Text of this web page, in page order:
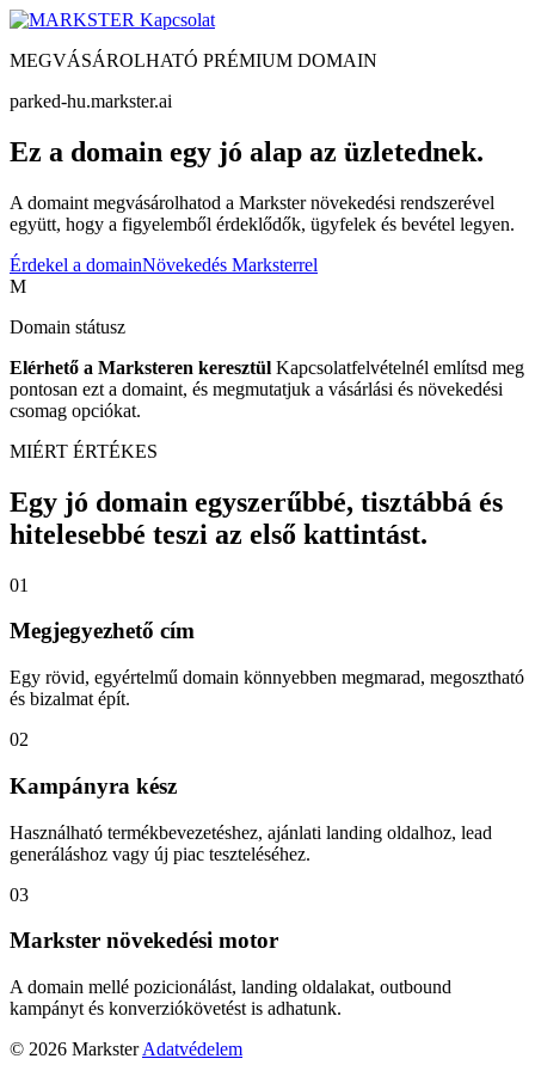
Kapcsolat
MEGVÁSÁROLHATÓ PRÉMIUM DOMAIN
parked-hu.markster.ai
Ez a domain egy jó alap az üzletednek.
A domaint megvásárolhatod a Markster növekedési rendszerével
együtt, hogy a figyelemből érdeklődők, ügyfelek és bevétel legyen.
Érdekel a domainNövekedés Marksterrel
M
Domain státusz
Elérhető a Marksteren keresztül Kapcsolatfelvételnél említsd meg
pontosan ezt a domaint, és megmutatjuk a vásárlási és növekedési
csomag opciókat.
MIÉRT ÉRTÉKES
Egy jó domain egyszerűbbé, tisztábbá és
hitelesebbé teszi az első kattintást.
01
Megjegyezhető cím
Egy rövid, egyértelmű domain könnyebben megmarad, megosztható
és bizalmat épít.
02
Kampányra kész
Használható termékbevezetéshez, ajánlati landing oldalhoz, lead
generáláshoz vagy új piac teszteléséhez.
03
Markster növekedési motor
A domain mellé pozicionálást, landing oldalakat, outbound
kampányt és konverziókövetést is adhatunk.
© 2026 Markster Adatvédelem